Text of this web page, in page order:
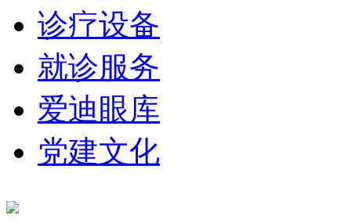
诊疗设备
就诊服务
爱迪眼库
党建文化